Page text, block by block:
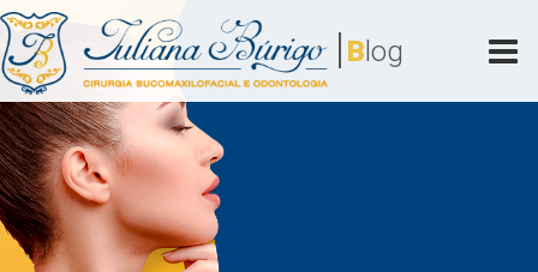
Skip
to
content
| Blog
Juliana Búrigo
Cirurgia Bucomaxilofacial e Odontologia